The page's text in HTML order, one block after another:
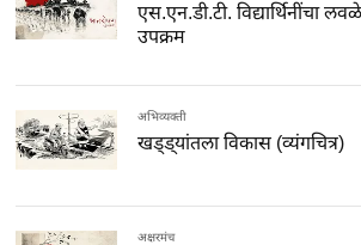
एस.एन.डी.टी. विद्यार्थिनींचा
उपक्रम
अभिव्यक्ती
खड्ड्यांतला विकास (व्यंगचित्र)
अक्षरमंच